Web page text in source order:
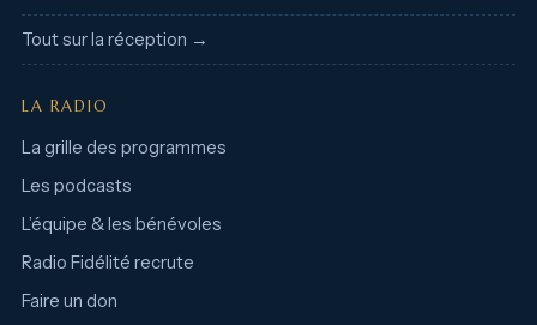
Tout sur la réception →
LA RADIO
La grille des programmes
Les podcasts
L’équipe & les bénévoles
Radio Fidélité recrute
Faire un don